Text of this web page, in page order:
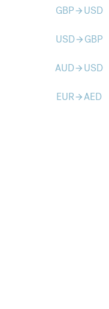
GBParrow_forward USD
USDarrow_forward GBP
AUDarrow_forward USD
EURarrow_forwardAED